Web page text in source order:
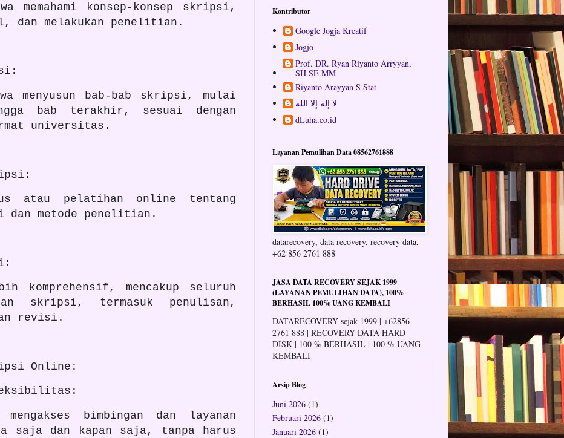
memahami konsep-konsep skripsi,
dan melakukan penelitian.
menyusun bab-bab skripsi, mulai
bab terakhir, sesuai dengan
universitas.
atau pelatihan online tentang
dan metode penelitian.
komprehensif, mencakup seluruh
skripsi, termasuk penulisan,
revisi.
Online:
mengakses bimbingan dan layanan
saja dan kapan saja, tanpa harus
Kontributor
Google Jogja Kreatif
Jogjo
Prof. DR. Ryan Riyanto Arryyan,
SH.SE.MM
Riyanto Arayyan S Stat
لا إله إلا الله
dLuha.co.id
Layanan Pemulihan Data 08562761888
datarecovery, data recovery, recovery data,
+62 856 2761 888
JASA DATA RECOVERY SEJAK 1999
(LAYANAN PEMULIHAN DATA), 100%
BERHASIL 100% UANG KEMBALI
DATARECOVERY sejak 1999 | +62856
2761 888 | RECOVERY DATA HARD
DISK | 100 % BERHASIL | 100 % UANG
KEMBALI
Arsip Blog
Juni 2026 (1)
Februari 2026 (1)
Januari 2026 (1)